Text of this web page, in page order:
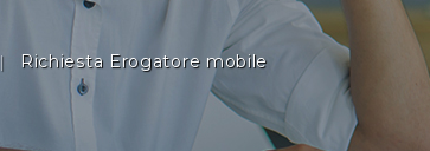
| Richiesta Erogatore mobile